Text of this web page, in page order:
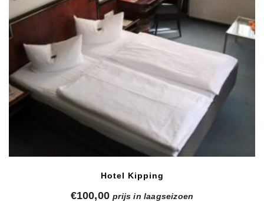
Hotel Kipping
€100,00 prijs in laagseizoen